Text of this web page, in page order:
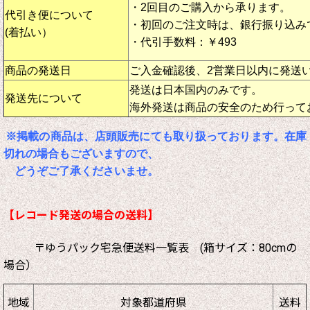
代引き便について
(着払い）
・2回目のご購入から承ります。
・初回のご注文時は、銀行振り込
・代引手数料：￥493
商品の発送日 ご入金確認後、2営業日以内に発送
発送先について
発送は日本国内のみです。
海外発送は商品の安全のため行って
※掲載の商品は、店頭販売にても取り扱っております。在庫
切れの場合もございますので、
どうぞご了承くださいませ。
【レコード発送の場合の送料】
〒ゆうパック宅急便送料一覧表 (箱サイズ：80cmの
場合）
地域 対象都道府県 送料